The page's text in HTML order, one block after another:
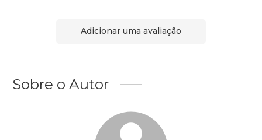
Adicionar uma avaliação
Sobre o Autor